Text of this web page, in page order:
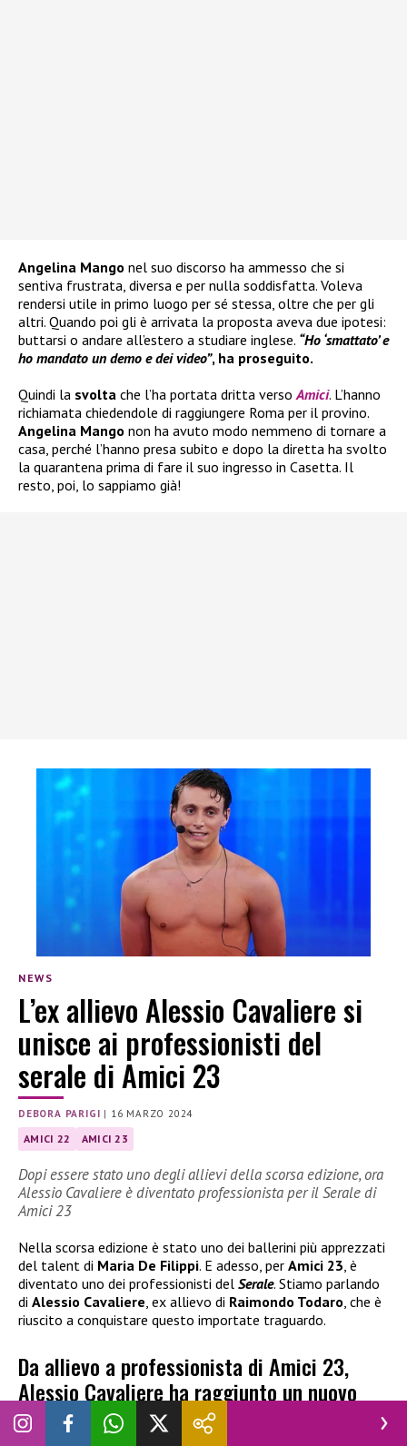
Angelina Mango nel suo discorso ha ammesso che si
sentiva frustrata, diversa e per nulla soddisfatta. Voleva
rendersi utile in primo luogo per sé stessa, oltre che per gli
altri. Quando poi gli è arrivata la proposta aveva due ipotesi:
buttarsi o andare all’estero a studiare inglese. “Ho ‘smattato’ e
ho mandato un demo e dei video”, ha proseguito.
Quindi la svolta che l’ha portata dritta versoAmici. L’hanno
richiamata chiedendole di raggiungere Roma per il provino.
Angelina Mango non ha avuto modo nemmeno di tornare a
casa, perché l’hanno presa subito e dopo la diretta ha svolto
la quarantena prima di fare il suo ingresso in Casetta. Il
resto, poi, lo sappiamo già!
NEWS
L’ex allievo Alessio Cavaliere si
unisce ai professionisti del
serale di Amici 23
DEBORA PARIGI | 16 MARZO 2024
AMICI 22 AMICI 23
Dopi essere stato uno degli allievi della scorsa edizione, ora
Alessio Cavaliere è diventato professionista per il Serale di
Amici 23
Nella scorsa edizione è stato uno dei ballerini più apprezzati
del talent di Maria De Filippi. E adesso, per Amici 23, è
diventato uno dei professionisti del Serale. Stiamo parlando
di Alessio Cavaliere, ex allievo di Raimondo Todaro, che è
riuscito a conquistare questo importate traguardo.
Da allievo a professionista di Amici 23,
Alessio Cavaliere ha raggiunto un nuovo
traguardo